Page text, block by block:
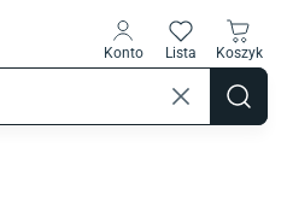
Konto Lista Koszyk